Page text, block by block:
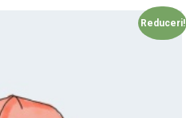
Reduceri!